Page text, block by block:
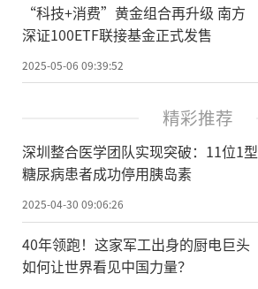
“科技+消费”黄金组合再升级 南方
深证100ETF联接基金正式发售
2025-05-06 09:39:52
精彩推荐
深圳整合医学团队实现突破：11位1型
糖尿病患者成功停用胰岛素
2025-04-30 09:06:26
40年领跑！这家军工出身的厨电巨头
如何让世界看见中国力量？